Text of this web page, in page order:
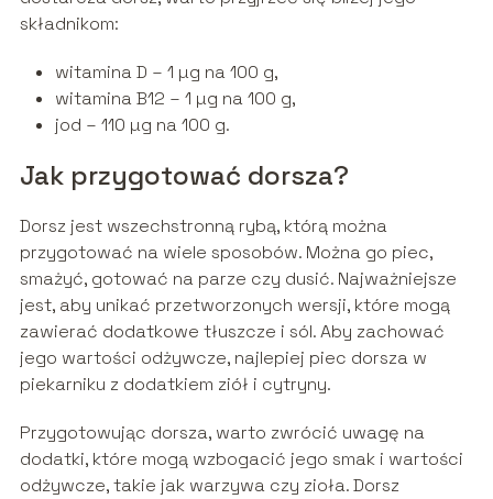
składnikom:
witamina D – 1 µg na 100 g,
witamina B12 – 1 µg na 100 g,
jod – 110 µg na 100 g.
Jak przygotować dorsza?
Dorsz jest wszechstronną rybą, którą można
przygotować na wiele sposobów. Można go piec,
smażyć, gotować na parze czy dusić. Najważniejsze
jest, aby unikać przetworzonych wersji, które mogą
zawierać dodatkowe tłuszcze i sól. Aby zachować
jego wartości odżywcze, najlepiej piec dorsza w
piekarniku z dodatkiem ziół i cytryny.
Przygotowując dorsza, warto zwrócić uwagę na
dodatki, które mogą wzbogacić jego smak i wartości
odżywcze, takie jak warzywa czy zioła. Dorsz